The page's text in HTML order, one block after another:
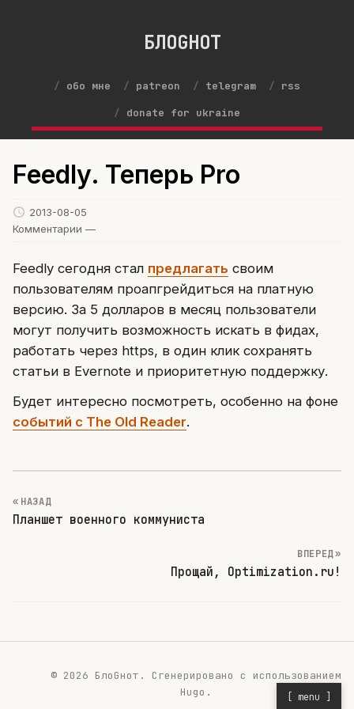
БЛОGНОТ
обо мне patreon telegram
rss
donate for ukraine
Feedly. Теперь Pro
2013-08-05
Комментарии —
Feedly сегодня стал предлагать своим
пользователям проапгрейдиться на платную
версию. За 5 долларов в месяц пользователи
могут получить возможность искать в фидах,
работать через https, в один клик сохранять
статьи в Evernote и приоритетную поддержку.
Будет интересно посмотреть, особенно на фоне
событий с The Old Reader.
« НАЗАД
Планшет военного коммуниста
ВПЕРЕД »
Прощай, Optimization.ru!
[ menu ]
© 2026 БлоGнот. Сгенерировано с использованием
Hugo .